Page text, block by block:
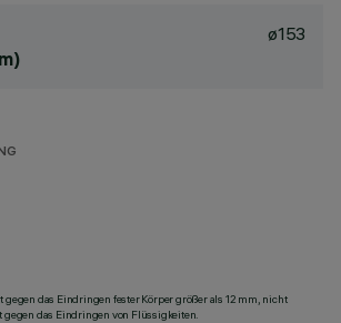
ø153
gegen das Eindringen fester Körper größer als 12 mm, nicht
gegen das Eindringen von Flüssigkeiten.